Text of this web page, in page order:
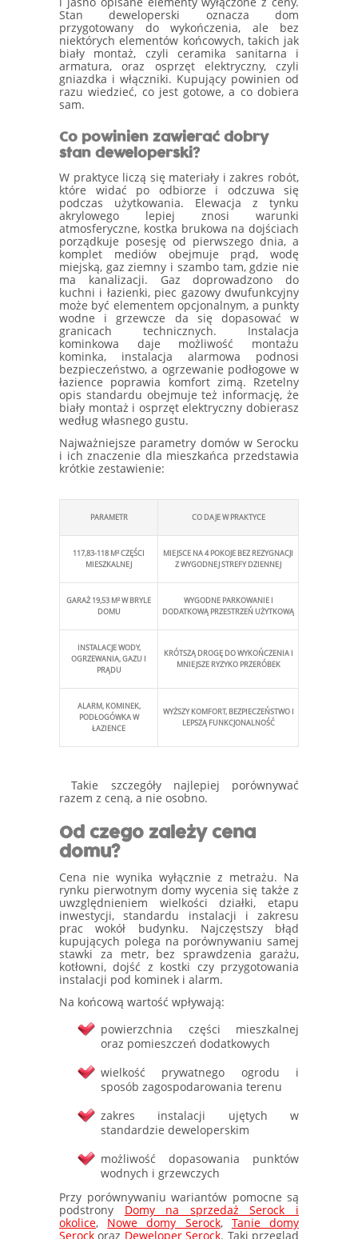
Stan deweloperski oznacza dom
przygotowany do wykończenia, ale bez
niektórych elementów końcowych, takich jak
biały montaż, czyli ceramika sanitarna i
armatura, oraz osprzęt elektryczny, czyli
gniazdka i włączniki. Kupujący powinien od
razu wiedzieć, co jest gotowe, a co dobiera
sam.
Co powinien zawierać dobry
stan deweloperski?
W praktyce liczą się materiały i zakres robót,
które widać po odbiorze i odczuwa się
podczas użytkowania. Elewacja z tynku
akrylowego lepiej znosi warunki
atmosferyczne, kostka brukowa na dojściach
porządkuje posesję od pierwszego dnia, a
komplet mediów obejmuje prąd, wodę
miejską, gaz ziemny i szambo tam, gdzie nie
ma kanalizacji. Gaz doprowadzono do
kuchni i łazienki, piec gazowy dwufunkcyjny
może być elementem opcjonalnym, a punkty
wodne i grzewcze da się dopasować w
granicach technicznych. Instalacja
kominkowa daje możliwość montażu
kominka, instalacja alarmowa podnosi
bezpieczeństwo, a ogrzewanie podłogowe w
łazience poprawia komfort zimą. Rzetelny
opis standardu obejmuje też informację, że
biały montaż i osprzęt elektryczny dobierasz
według własnego gustu.
Najważniejsze parametry domów w Serocku
i ich znaczenie dla mieszkańca przedstawia
krótkie zestawienie:
PARAMETR CO DAJE W PRAKTYCE
117,83-118 M² CZĘŚCI
MIESZKALNEJ
MIEJSCE NA 4 POKOJE BEZ REZYGNACJI
Z WYGODNEJ STREFY DZIENNEJ
GARAŻ 19,53 M² W BRYLE
DOMU
WYGODNE PARKOWANIE I
DODATKOWĄ PRZESTRZEŃ UŻYTKOWĄ
INSTALACJE WODY,
OGRZEWANIA, GAZU I
PRĄDU
KRÓTSZĄ DROGĘ DO WYKOŃCZENIA I
MNIEJSZE RYZYKO PRZERÓBEK
ALARM, KOMINEK,
PODŁOGÓWKA W
ŁAZIENCE
WYŻSZY KOMFORT, BEZPIECZEŃSTWO I
LEPSZĄ FUNKCJONALNOŚĆ
Takie szczegóły najlepiej porównywać
razem z ceną, a nie osobno.
Od czego zależy cena
domu?
Cena nie wynika wyłącznie z metrażu. Na
rynku pierwotnym domy wycenia się także z
uwzględnieniem wielkości działki, etapu
inwestycji, standardu instalacji i zakresu
prac wokół budynku. Najczęstszy błąd
kupujących polega na porównywaniu samej
stawki za metr, bez sprawdzenia garażu,
kotłowni, dojść z kostki czy przygotowania
instalacji pod kominek i alarm.
Na końcową wartość wpływają:
powierzchnia części mieszkalnej
oraz pomieszczeń dodatkowych
wielkość prywatnego ogrodu i
sposób zagospodarowania terenu
zakres instalacji ujętych w
standardzie deweloperskim
możliwość dopasowania punktów
wodnych i grzewczych
Przy porównywaniu wariantów pomocne są
podstrony Domy na sprzedaż Serock i
okolice, Nowe domy Serock, Tanie domy
Serock oraz Deweloper Serock. Taki przegląd